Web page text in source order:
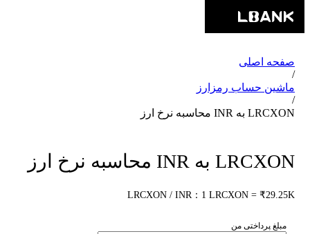
صفحه اصلی
/
ماشین حساب رمزارز
/
LRCXON به INR محاسبه نرخ ارز
LRCXON به INR محاسبه نرخ ارز
LRCXON / INR：1 LRCXON = ₹29.25K
مبلغ پرداختی من